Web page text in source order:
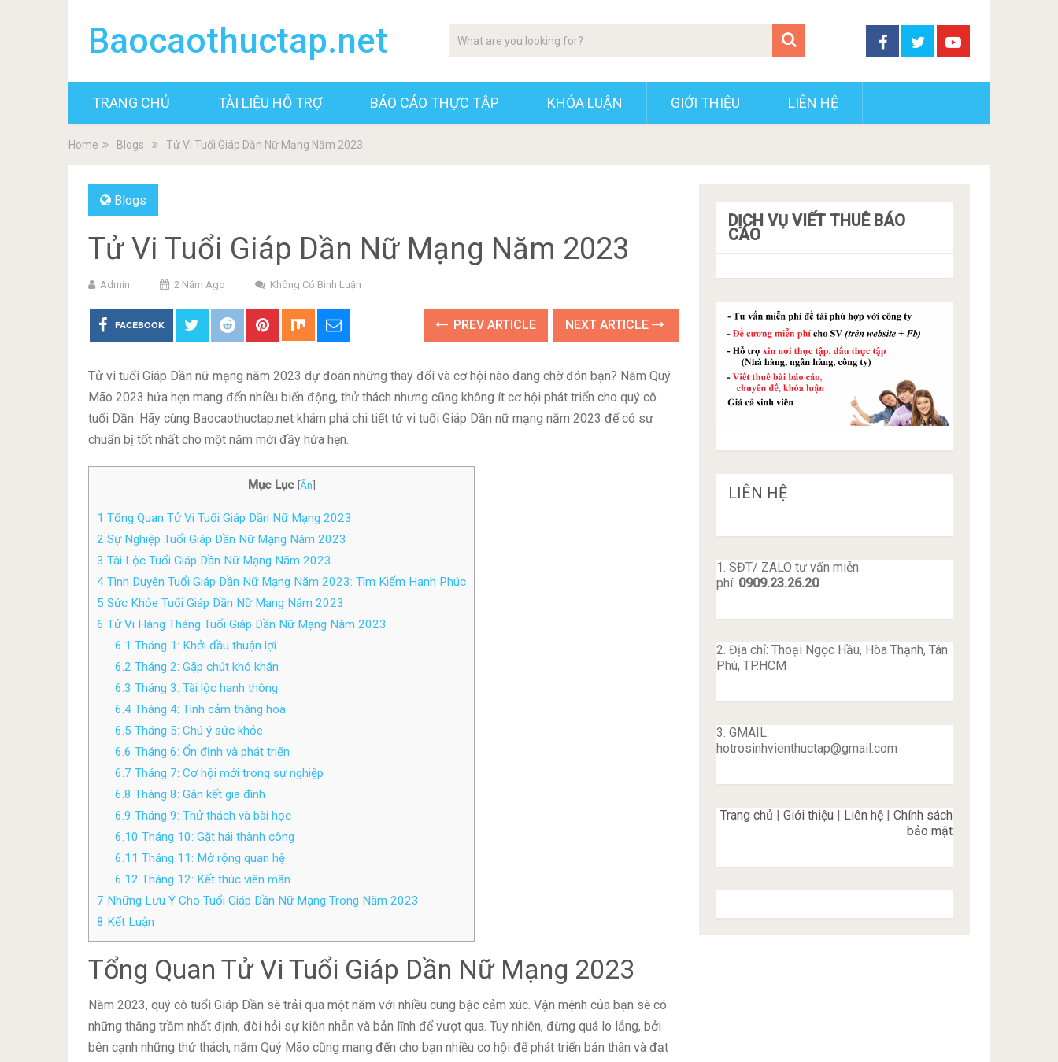
Baocaothuctap.net
TRANG CHỦ TÀI LIỆU HỖ TRỢ BÁO CÁO THỰC TẬP KHÓA LUẬN GIỚI THIỆU LIÊN HỆ
Home Blogs Tử Vi Tuổi Giáp Dần Nữ Mạng Năm 2023
Blogs
Tử Vi Tuổi Giáp Dần Nữ Mạng Năm 2023
Admin 2 Năm Ago Không Có Bình Luận
FACEBOOK PREV ARTICLE NEXT ARTICLE
Tử vi tuổi Giáp Dần nữ mạng năm 2023 dự đoán những thay đổi và cơ hội nào đang chờ đón bạn? Năm Quý
Mão 2023 hứa hẹn mang đến nhiều biến động, thử thách nhưng cũng không ít cơ hội phát triển cho quý cô
tuổi Dần. Hãy cùng Baocaothuctap.net khám phá chi tiết tử vi tuổi Giáp Dần nữ mạng năm 2023 để có sự
chuẩn bị tốt nhất cho một năm mới đầy hứa hẹn.
Mục Lục [Ẩn]
1 Tổng Quan Tử Vi Tuổi Giáp Dần Nữ Mạng 2023
2 Sự Nghiệp Tuổi Giáp Dần Nữ Mạng Năm 2023
3 Tài Lộc Tuổi Giáp Dần Nữ Mạng Năm 2023
4 Tình Duyên Tuổi Giáp Dần Nữ Mạng Năm 2023: Tìm Kiếm Hạnh Phúc
5 Sức Khỏe Tuổi Giáp Dần Nữ Mạng Năm 2023
6 Tử Vi Hàng Tháng Tuổi Giáp Dần Nữ Mạng Năm 2023
6.1 Tháng 1: Khởi đầu thuận lợi
6.2 Tháng 2: Gặp chút khó khăn
6.3 Tháng 3: Tài lộc hanh thông
6.4Tháng 4: Tình cảm thăng hoa
6.5 Tháng 5: Chú ý sức khỏe
6.6 Tháng 6: Ổn định và phát triển
6.7 Tháng 7: Cơ hội mới trong sự nghiệp
6.8 Tháng 8: Gắn kết gia đình
6.9 Tháng 9: Thử thách và bài học
6.10 Tháng 10: Gặt hái thành công
6.11 Tháng 11: Mở rộng quan hệ
6.12 Tháng 12: Kết thúc viên mãn
7 Những Lưu Ý Cho Tuổi Giáp Dần Nữ Mạng Trong Năm 2023
8 Kết Luận
Tổng Quan Tử Vi Tuổi Giáp Dần Nữ Mạng 2023
Năm 2023, quý cô tuổi Giáp Dần sẽ trải qua một năm với nhiều cung bậc cảm xúc. Vận mệnh của bạn sẽ có
những thăng trầm nhất định, đòi hỏi sự kiên nhẫn và bản lĩnh để vượt qua. Tuy nhiên, đừng quá lo lắng, bởi
bên cạnh những thử thách, năm Quý Mão cũng mang đến cho bạn nhiều cơ hội để phát triển bản thân và đạt
DỊCH VỤ VIẾT THUÊ BÁO
CÁO
LIÊN HỆ
1. SĐT/ ZALO tư vấn miễn
phí: 0909.23.26.20
2. Địa chỉ: Thoại Ngọc Hầu, Hòa Thạnh, Tân
Phú, TP.HCM
3. GMAIL:
hotrosinhvienthuctap@gmail.com
Trang chủ | Giới thiệu | Liên hệ | Chính sách
bảo mật